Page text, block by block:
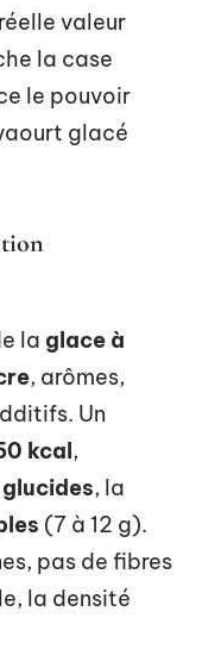
valeur
la case
le pouvoir
glacé
la glace à
, arômes,
Un
kcal,
glucides, la
(7 à 12 g).
pas de fibres
la densité